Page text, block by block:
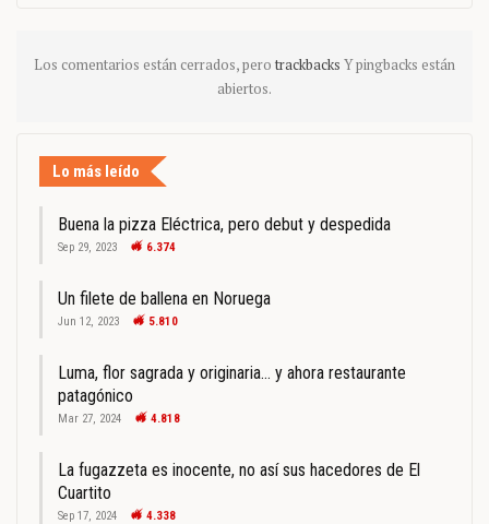
Los comentarios están cerrados, pero trackbacks Y pingbacks están
abiertos.
Lo más leído
Buena la pizza Eléctrica, pero debut y despedida
Sep 29, 2023 6.374
Un filete de ballena en Noruega
Jun 12, 2023 5.810
Luma, flor sagrada y originaria… y ahora restaurante
patagónico
Mar 27, 2024 4.818
La fugazzeta es inocente, no así sus hacedores de El
Cuartito
Sep 17, 2024 4.338